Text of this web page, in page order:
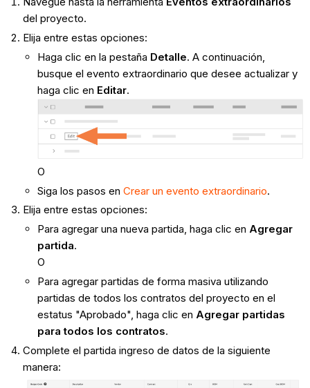
del proyecto.
Elija entre estas opciones:
Haga clic en la pestaña Detalle. A continuación,
busque el evento extraordinario que desee actualizar y
haga clic en Editar.
O
Siga los pasos en Crear un evento extraordinario.
Elija entre estas opciones:
Para agregar una nueva partida, haga clic en Agregar
partida.
O
Para agregar partidas de forma masiva utilizando
partidas de todos los contratos del proyecto en el
estatus "Aprobado", haga clic en Agregar partidas
para todos los contratos.
Complete el partida ingreso de datos de la siguiente
manera: